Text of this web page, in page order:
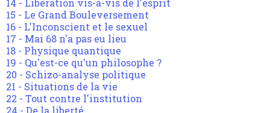
14 - Libération vis-à-vis de l'esprit
15 - Le Grand Bouleversement
16 - L'Inconscient et le sexuel
17 - Mai 68 n'a pas eu lieu
18 - Physique quantique
19 - Qu'est-ce qu'un philosophe ?
20 - Schizo-analyse politique
21 - Situations de la vie
22 - Tout contre l'institution